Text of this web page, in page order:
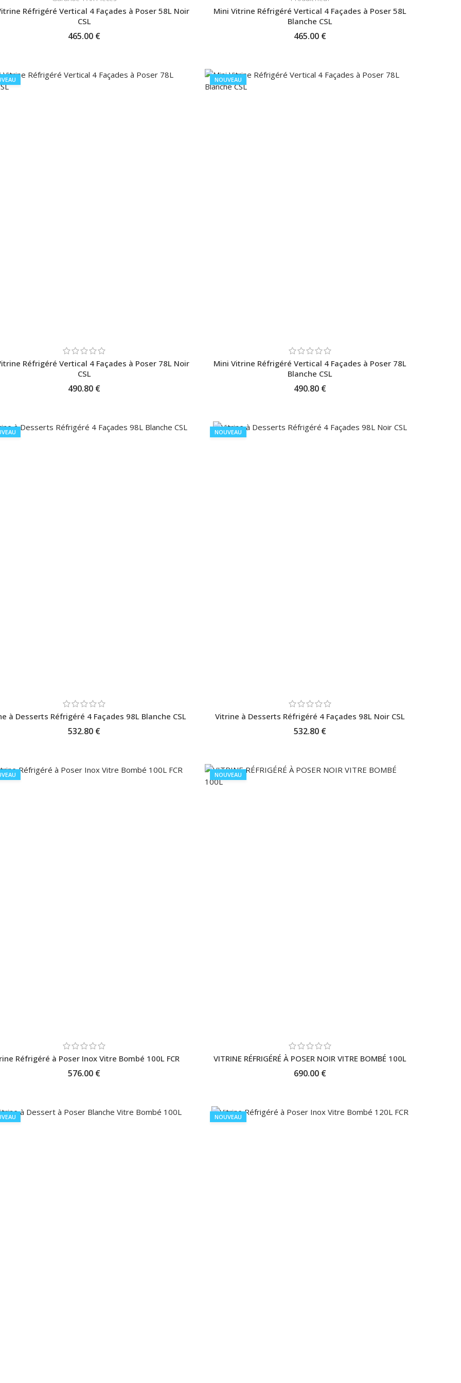
Réfrigéré Vertical 4 Façades à Poser 58L Noir
CSL
465.00 €
Mini Vitrine Réfrigéré Vertical 4 Façades à Poser 58L
Blanche CSL
465.00 €
Réfrigéré Vertical 4 Façades à Poser 78L Noir
CSL
490.80 €
NOUVEAU
Mini Vitrine Réfrigéré Vertical 4 Façades à Poser 78L
Blanche CSL
490.80 €
à Desserts Réfrigéré 4 Façades 98L Blanche CSL
532.80 €
NOUVEAU
Vitrine à Desserts Réfrigéré 4 Façades 98L Noir CSL
532.80 €
Réfrigéré à Poser Inox Vitre Bombé 100L FCR
576.00 €
NOUVEAU
VITRINE RÉFRIGÉRÉ À POSER NOIR VITRE BOMBÉ 100L
690.00 €
NOUVEAU